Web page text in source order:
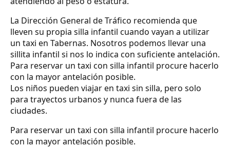
La Dirección General de Tráfico recomienda que
lleven su propia silla infantil cuando vayan a utilizar
un taxi en Tabernas. Nosotros podemos llevar una
sillita infantil si nos lo indica con suficiente antelación.
Para reservar un taxi con silla infantil procure hacerlo
con la mayor antelación posible.
Los niños pueden viajar en taxi sin silla, pero solo
para trayectos urbanos y nunca fuera de las
ciudades.
Para reservar un taxi con silla infantil procure hacerlo
con la mayor antelación posible.